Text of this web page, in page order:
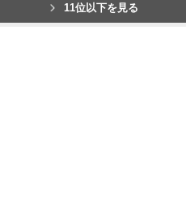
11位以下を見る